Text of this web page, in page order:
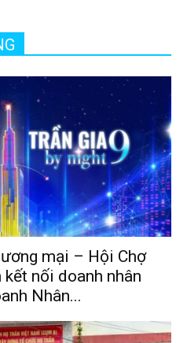
mại – Hội Chợ
nối doanh nhân
Nhân...